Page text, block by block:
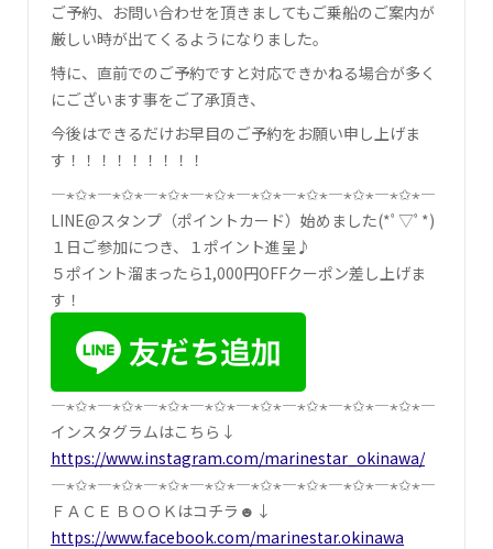
ご予約、お問い合わせを頂きましてもご乗船のご案内が
厳しい時が出てくるようになりました。
特に、直前でのご予約ですと対応できかねる場合が多く
にございます事をご了承頂き、
今後はできるだけお早目のご予約をお願い申し上げま
す！！！！！！！！！
―⋆✩⋆―⋆✩⋆―⋆✩⋆―⋆✩⋆―⋆✩⋆―⋆✩⋆―⋆✩⋆―⋆✩⋆―
LINE@スタンプ（ポイントカード）始めました(*ﾟ▽ﾟ*)
１日ご参加につき、１ポイント進呈♪
５ポイント溜まったら1,000円OFFクーポン差し上げま
す！
―⋆✩⋆―⋆✩⋆―⋆✩⋆―⋆✩⋆―⋆✩⋆―⋆✩⋆―⋆✩⋆―⋆✩⋆―
インスタグラムはこちら↓
https://www.instagram.com/marinestar_okinawa/
―⋆✩⋆―⋆✩⋆―⋆✩⋆―⋆✩⋆―⋆✩⋆―⋆✩⋆―⋆✩⋆―⋆✩⋆―
ＦＡＣＥ ＢＯＯＫはコチラ☻↓
https://www.facebook.com/marinestar.okinawa